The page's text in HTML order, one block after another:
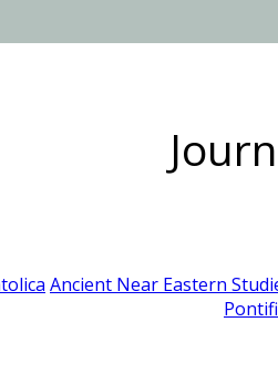
Ancient Near Eastern